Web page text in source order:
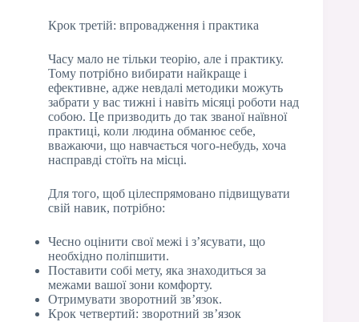
Крок третій: впровадження і практика
Часу мало не тільки теорію, але і практику.
Тому потрібно вибирати найкраще і
ефективне, адже невдалі методики можуть
забрати у вас тижні і навіть місяці роботи над
собою. Це призводить до так званої наївної
практиці, коли людина обманює себе,
вважаючи, що навчається чого-небудь, хоча
насправді стоїть на місці.
Для того, щоб цілеспрямовано підвищувати
свій навик, потрібно:
Чесно оцінити свої межі і з’ясувати, що
необхідно поліпшити.
Поставити собі мету, яка знаходиться за
межами вашої зони комфорту.
Отримувати зворотний зв’язок.
Крок четвертий: зворотний зв’язок